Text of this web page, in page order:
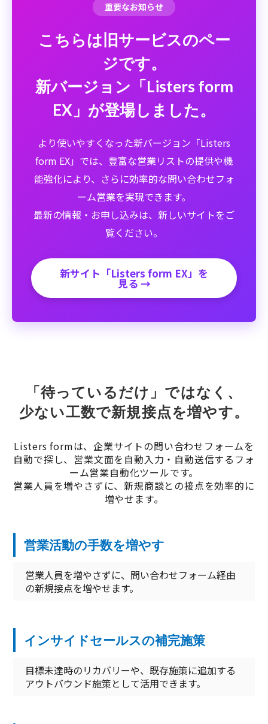
重要なお知らせ
こちらは旧サービスのペー
ジです。
新バージョン「Listers form
EX」が登場しました。
より使いやすくなった新バージョン「Listers
form EX」では、豊富な営業リストの提供や機
能強化により、 さらに効率的な問い合わせフォ
ーム営業を実現できます。
最新の情報・お申し込みは、新しいサイトをご
覧ください。
新サイト「Listers form EX」を
見る →
「待っているだけ」ではなく、
少ない工数で新規接点を増やす。
Listers formは、企業サイトの問い合わせフォームを
自動で探し、営業文面を自動入力・自動送信するフォ
ーム営業自動化ツールです。
営業人員を増やさずに、新規商談との接点を効率的に
増やせます。
営業活動の手数を増やす
営業人員を増やさずに、問い合わせフォーム経由
の新規接点を増やせます。
インサイドセールスの補完施策
目標未達時のリカバリーや、既存施策に追加する
アウトバウンド施策として活用できます。